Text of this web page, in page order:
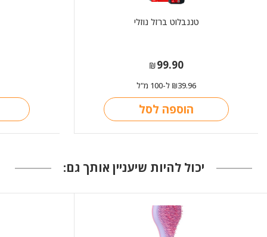
טננבלוט ברזל נוזלי
₪99.90
₪39.96 ל-100 מ"ל
הוספה לסל
יכול להיות שיעניין אותך גם: